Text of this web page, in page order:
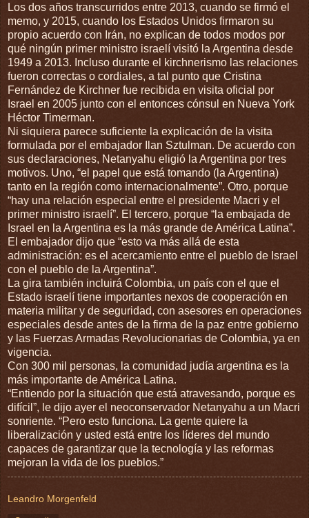
Los dos años transcurridos entre 2013, cuando se firmó el
memo, y 2015, cuando los Estados Unidos firmaron su
propio acuerdo con Irán, no explican de todos modos por
qué ningún primer ministro israelí visitó la Argentina desde
1949 a 2013. Incluso durante el kirchnerismo las relaciones
fueron correctas o cordiales, a tal punto que Cristina
Fernández de Kirchner fue recibida en visita oficial por
Israel en 2005 junto con el entonces cónsul en Nueva York
Héctor Timerman.
Ni siquiera parece suficiente la explicación de la visita
formulada por el embajador Ilan Sztulman. De acuerdo con
sus declaraciones, Netanyahu eligió la Argentina por tres
motivos. Uno, “el papel que está tomando (la Argentina)
tanto en la región como internacionalmente”. Otro, porque
“hay una relación especial entre el presidente Macri y el
primer ministro israelí”. El tercero, porque “la embajada de
Israel en la Argentina es la más grande de América Latina”.
El embajador dijo que “esto va más allá de esta
administración: es el acercamiento entre el pueblo de Israel
con el pueblo de la Argentina”.
La gira también incluirá Colombia, un país con el que el
Estado israelí tiene importantes nexos de cooperación en
materia militar y de seguridad, con asesores en operaciones
especiales desde antes de la firma de la paz entre gobierno
y las Fuerzas Armadas Revolucionarias de Colombia, ya en
vigencia.
Con 300 mil personas, la comunidad judía argentina es la
más importante de América Latina.
“Entiendo por la situación que está atravesando, porque es
difícil”, le dijo ayer el neoconservador Netanyahu a un Macri
sonriente. “Pero esto funciona. La gente quiere la
liberalización y usted está entre los líderes del mundo
capaces de garantizar que la tecnología y las reformas
mejoran la vida de los pueblos.”
Leandro Morgenfeld